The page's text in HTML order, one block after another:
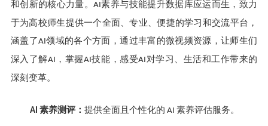
和创新的核心力量。AI素养与技能提升数据库应运而生，致力
于为高校师生提供一个全面、专业、便捷的学习和交流平台，
涵盖了AI 领域的各个方面，通过丰富的微视频资源，让师生们
深入了解AI ，掌握AI 技能，感受AI 对学习、生活和工作带来的
深刻变革。
AI素养测评：提供全面且个性化的 AI素养评估服务。